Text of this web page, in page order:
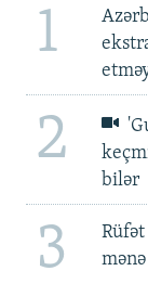
1
2
bilər
3